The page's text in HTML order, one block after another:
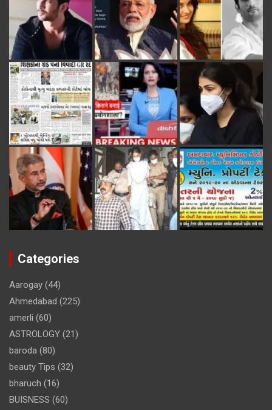
Categories
Aarogay (44)
Ahmedabad (225)
amerli (60)
ASTROLOGY (21)
baroda (80)
beauty Tips (32)
bharuch (16)
BUISNESS (60)